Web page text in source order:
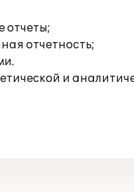
отчеты;
отчетность;
и